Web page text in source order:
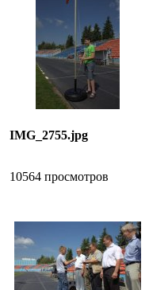
IMG_2755.jpg
10564 просмотров